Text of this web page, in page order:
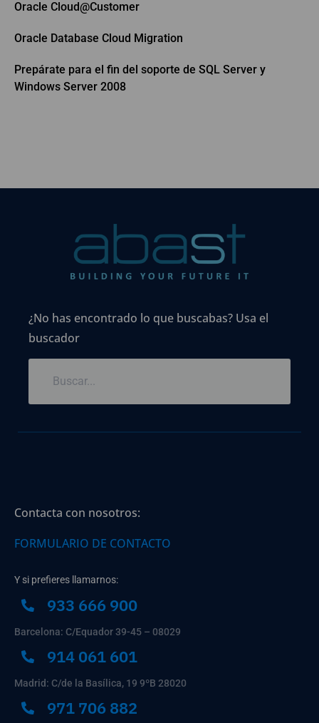
Oracle Cloud@Customer
Oracle Database Cloud Migration
Prepárate para el fin del soporte de SQL Server y
Windows Server 2008
¿No has encontrado lo que buscabas? Usa el
buscador
Contacta con nosotros:
FORMULARIO DE CONTACTO
Y si prefieres llamarnos:
933 666 900
Barcelona: C/Equador 39-45 – 08029
914 061 601
Madrid: C/de la Basílica, 19 9ºB 28020
971 706 882